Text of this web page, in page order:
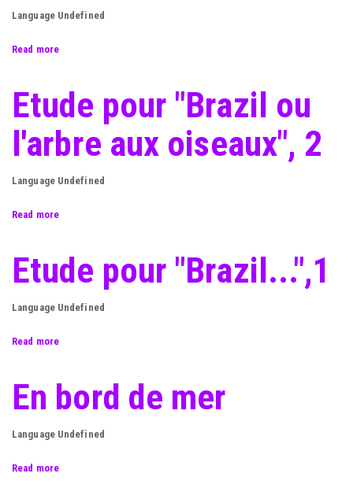
LanguageUndefined
Read moreabout
"Oiseau
Etude pour "Brazil ou
l'arbre aux oiseaux", 2
LanguageUndefined
Read moreabout
"Brazil
l'arbre
oiseaux",
Etude pour "Brazil...",1
LanguageUndefined
Read moreabout
"Brazil...",1
En bord de mer
LanguageUndefined
Read moreabout